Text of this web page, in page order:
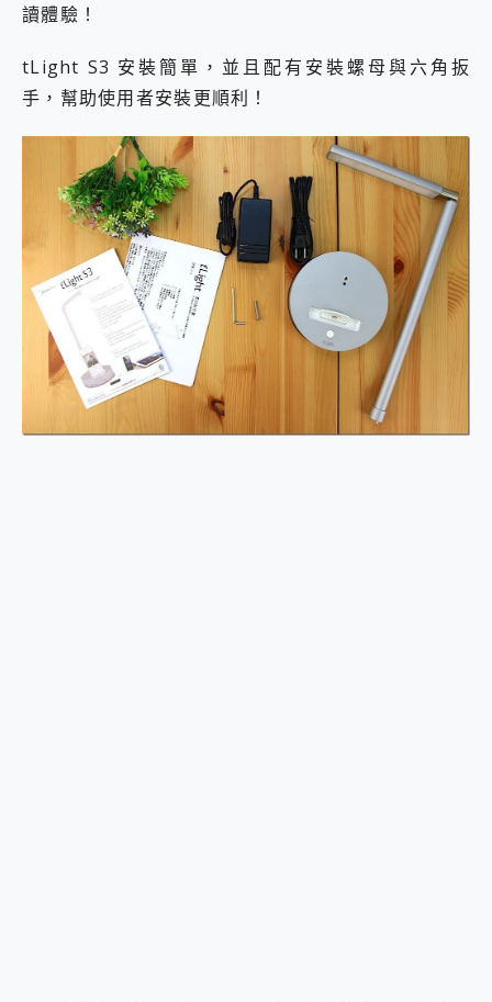
給 MSI Claw 系列電競掌機 最完美的家 MSI Nest Docking Station 掌機專屬擴充底座 開箱 評測
2億 APO蔡司長焦神機降臨~ vivo X200 Pro、vivo X200 就是這麼好拍
EaseUS Vocal Remover 免費線上去聲器一鍵去除人聲 人聲 音樂分離 2024 消除人聲推薦
Locawhere AnyTo 寶可夢飛人 AnyTo 不出門也可以飛遍全世界
小體積 40000mAh 超大容量 一次充5個設備 充好充滿 CUKTECH 酷態科 300W 微型充電站 開箱 評測
磁碟系統大風吹 有了 磁碟管理程式 EaseUS Partition Master 就是這麼簡單
全新 SONY Xperia 1 VI 開箱! 相機實測! 長焦覆蓋更遠更清晰、2日長續航、頂尖影音娛樂效能~
Xiaomi 14 Ultra 開箱 評測~ 有深度的 Leica 影像旗艦手機! 加碼小旗艦 Xiaomi 14 開箱 評測
vivo TWS 3e 真無線藍牙耳機智慧降噪升級、音質明亮溫潤，並支援雙設備連接~
人像旗艦 vivo V30 系列 開箱 評測! 首搭蔡司光學鏡頭、攝影棚級柔光環、拍攝功能最好玩的美拍神機 vivo V30 Pro
多個願望一次滿足 超強散熱 微星 MSI Claw A1M-026TW 電競掌機 開箱 評測
讀體驗！
tLight S3 安裝簡單，並且配有安裝螺母與六角扳
手，幫助使用者安裝更順利！